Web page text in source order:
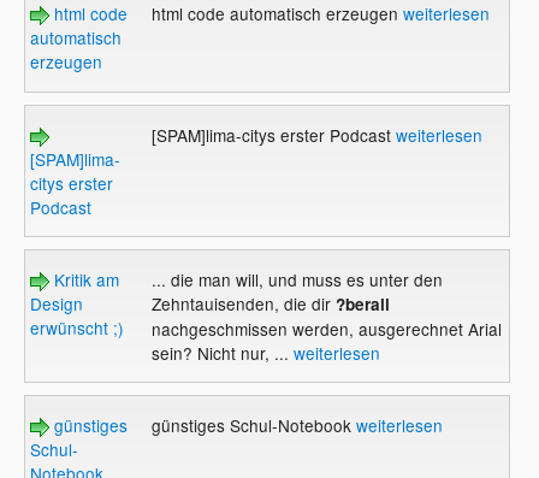
html code
automatisch
erzeugen
html code automatisch erzeugen weiterlesen
[SPAM]lima-
citys erster
Podcast
[SPAM]lima-citys erster Podcast weiterlesen
Kritik am
Design
erwünscht ;)
... die man will, und muss es unter den
Zehntauisenden, die dir ?berall
nachgeschmissen werden, ausgerechnet Arial
sein? Nicht nur, ... weiterlesen
günstiges
Schul-
Notebook
günstiges Schul-Notebook weiterlesen